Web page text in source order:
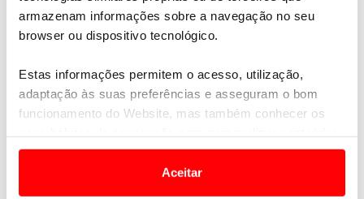
armazenam informações sobre a navegação no seu
browser ou dispositivo tecnológico.
Estas informações permitem o acesso, utilização,
adaptação às suas preferências e asseguram o bom
funcionamento do Website, mas também conhecer os
e anúncios de modo a promover produtos e/ou serviços.
Em alguns casos, a utilização destas tecnologias
Aceitar